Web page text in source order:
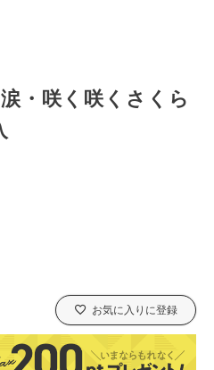
・咲く咲くさくら
お気に入りに登録